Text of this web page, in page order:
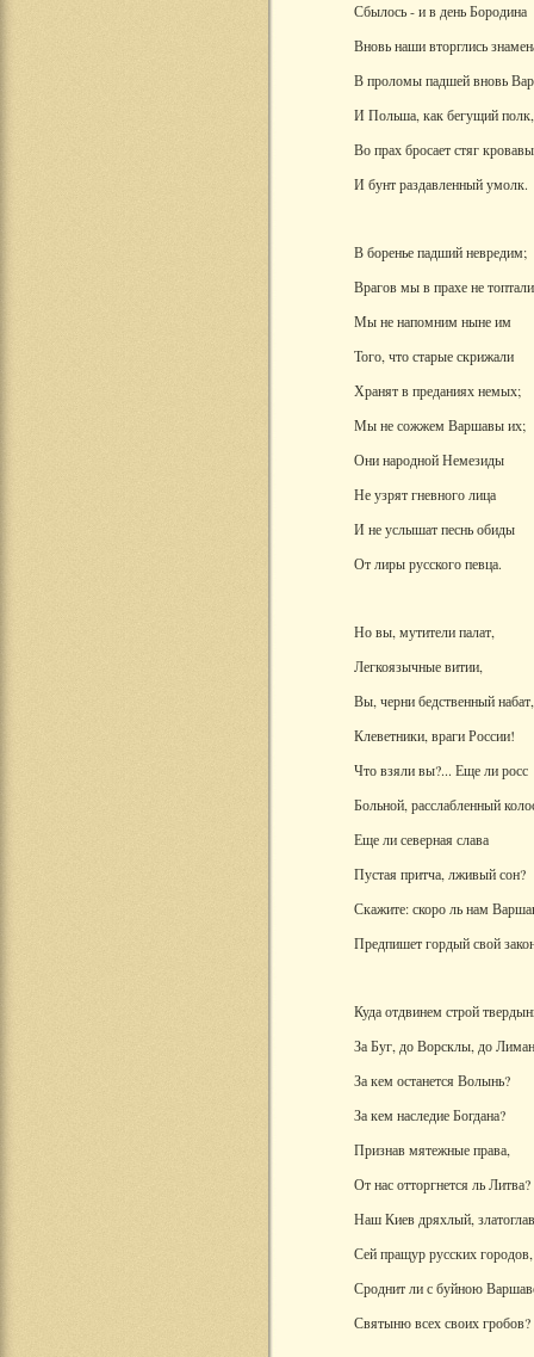
Сбылось - и в день Бородина
Вновь наши вторглись
В проломы падшей вновь
И Польша, как бегущий полк,
Во прах бросает стяг
И бунт раздавленный умолк.
В боренье падший невредим;
Врагов мы в прахе не
Мы не напомним ныне им
Того, что старые скрижали
Хранят в преданиях немых;
Мы не сожжем Варшавы их;
Они народной Немезиды
Не узрят гневного лица
И не услышат песнь обиды
От лиры русского певца.
Но вы, мутители палат,
Легкоязычные витии,
Вы, черни бедственный набат,
Клеветники, враги России!
Что взяли вы?... Еще ли росс
Больной, расслабленный
Еще ли северная слава
Пустая притча, лживый сон?
Скажите: скоро ль нам
Предпишет гордый свой
Куда отдвинем строй
За Буг, до Ворсклы, до
За кем останется Волынь?
За кем наследие Богдана?
Признав мятежные права,
От нас отторгнется ль Литва?
Наш Киев дряхлый,
Сей пращур русских городов,
Сроднит ли с буйною
Святыню всех своих гробов?